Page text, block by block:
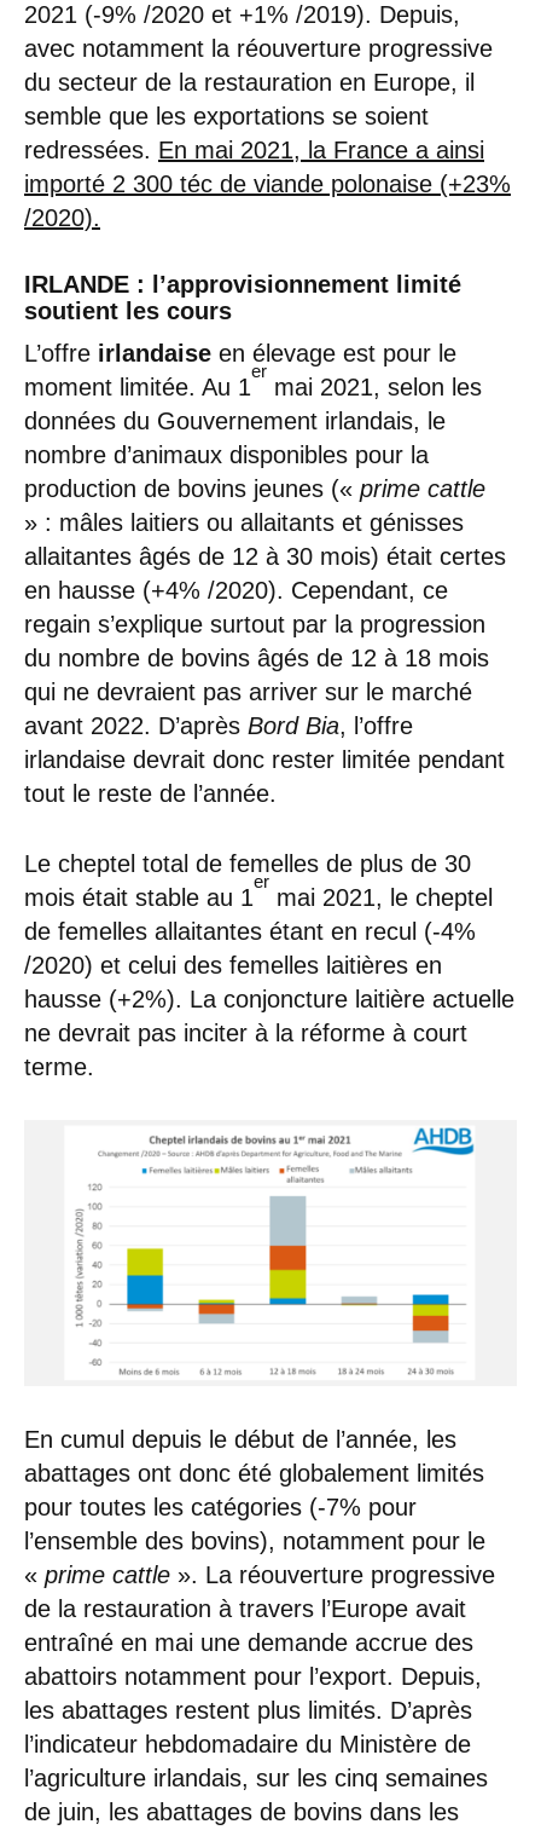
2021 (-9% /2020 et +1% /2019). Depuis,
avec notamment la réouverture progressive
du secteur de la restauration en Europe, il
semble que les exportations se soient
redressées. En mai 2021, la France a ainsi
importé 2 300 téc de viande polonaise (+23%
/2020).
IRLANDE : l’approvisionnement limité
soutient les cours
L’offre irlandaise en élevage est pour le
moment limitée. Au 1
er
mai 2021, selon les
données du Gouvernement irlandais, le
nombre d’animaux disponibles pour la
production de bovins jeunes (« prime cattle
» : mâles laitiers ou allaitants et génisses
allaitantes âgés de 12 à 30 mois) était certes
en hausse (+4% /2020). Cependant, ce
regain s’explique surtout par la progression
du nombre de bovins âgés de 12 à 18 mois
qui ne devraient pas arriver sur le marché
avant 2022. D’après Bord Bia, l’offre
irlandaise devrait donc rester limitée pendant
tout le reste de l’année.
Le cheptel total de femelles de plus de 30
mois était stable au 1
er
mai 2021, le cheptel
de femelles allaitantes étant en recul (-4%
/2020) et celui des femelles laitières en
hausse (+2%). La conjoncture laitière actuelle
ne devrait pas inciter à la réforme à court
terme.
En cumul depuis le début de l’année, les
abattages ont donc été globalement limités
pour toutes les catégories (-7% pour
l’ensemble des bovins), notamment pour le
« prime cattle ». La réouverture progressive
de la restauration à travers l’Europe avait
entraîné en mai une demande accrue des
abattoirs notamment pour l’export. Depuis,
les abattages restent plus limités. D’après
l’indicateur hebdomadaire du Ministère de
l’agriculture irlandais, sur les cinq semaines
de juin, les abattages de bovins dans les